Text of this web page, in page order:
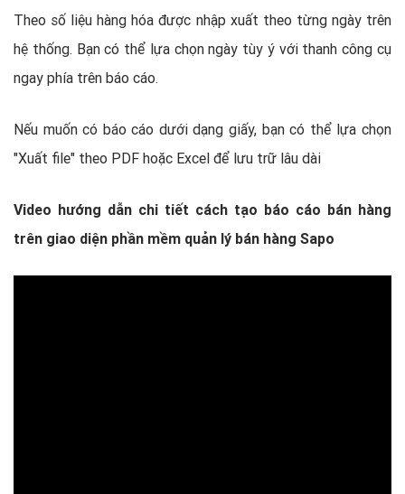
Theo số liệu hàng hóa được nhập xuất theo từng ngày trên
hệ thống. Bạn có thể lựa chọn ngày tùy ý với thanh công cụ
ngay phía trên báo cáo.
Nếu muốn có báo cáo dưới dạng giấy, bạn có thể lựa chọn
"Xuất file" theo PDF hoặc Excel để lưu trữ lâu dài
Video hướng dẫn chi tiết cách tạo báo cáo bán hàng
trên giao diện phần mềm quản lý bán hàng Sapo